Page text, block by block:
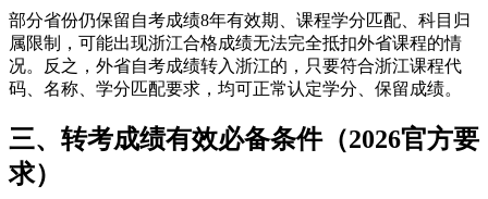
部分省份仍保留自考成绩8年有效期、课程学分匹配、科目归
属限制，可能出现浙江合格成绩无法完全抵扣外省课程的情
况。反之，外省自考成绩转入浙江的，只要符合浙江课程代
码、名称、学分匹配要求，均可正常认定学分、保留成绩。
三、转考成绩有效必备条件（2026官方要
求）